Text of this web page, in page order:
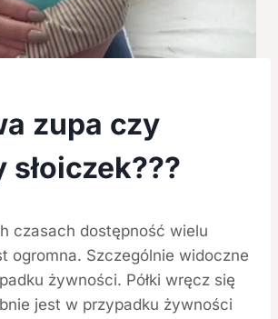
zupa czy
czasach dostępność wielu
ogromna. Szczególnie widoczne
żywności. Półki wręcz się
jest w przypadku żywności